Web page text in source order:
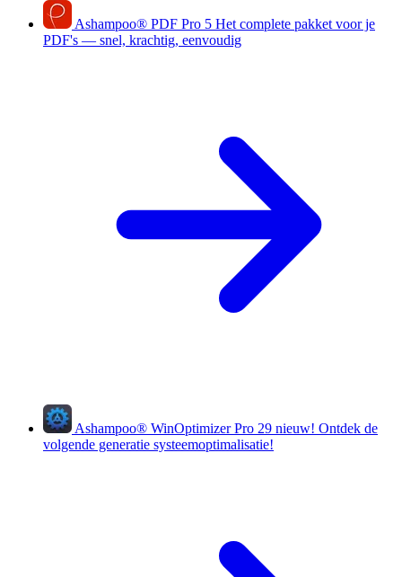
Ashampoo® PDF Pro 5 Het complete pakket voor je
PDF's — snel, krachtig, eenvoudig
Ashampoo® WinOptimizer Pro 29 nieuw! Ontdek de
volgende generatie systeemoptimalisatie!